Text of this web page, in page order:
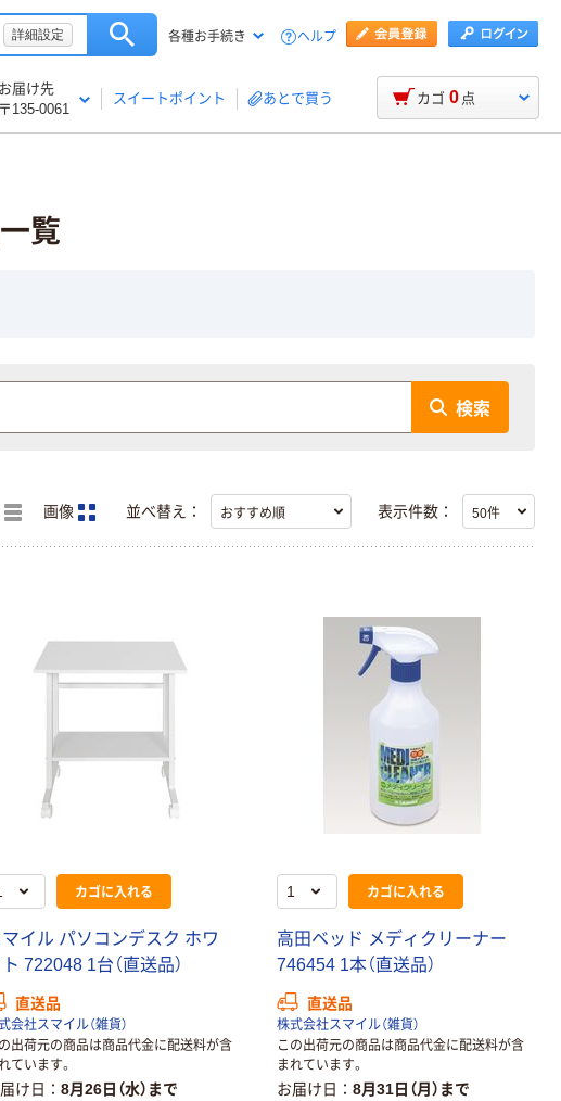
詳細設定 各種お手続き ヘルプ
お届け先
〒135-0061
スイートポイント あとで買う カゴ 0 点
覧
検索
画像 並べ替え： 表示件数：
カゴに入れる
マイ ル パソ コ ンデスク ホワ
ト 722048 1台 （直送品）
直送品
会社スマイル（雑貨）
出荷元の商品は商品代金に配送料が含
ています。
け日 8月26日（水）まで
カゴに入れる
高田ベ ッ ド メディ ク リ ーナー
746454 1本（直送品）
直送品
株式会社スマイル（雑貨）
この出荷元の商品は商品代金に配送料が含
まれています。
お届け日 8月31日（月）まで